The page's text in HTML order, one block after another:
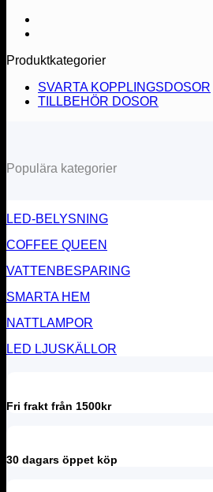
Produktkategorier
SVARTA KOPPLINGSDOSOR
TILLBEHÖR DOSOR
Populära kategorier
LED-BELYSNING
COFFEE QUEEN
VATTENBESPARING
SMARTA HEM
NATTLAMPOR
LED LJUSKÄLLOR
Fri frakt från 1500kr
30 dagars öppet köp